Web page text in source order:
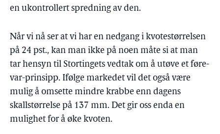
en ukontrollert spredning av den.
Når vi nå ser at vi har en nedgang i kvotestørrelsen
på 24 pst., kan man ikke på noen måte si at man
tar hensyn til Stortingets vedtak om å utøve et føre-
var-prinsipp. Ifølge markedet vil det også være
mulig å omsette mindre krabbe enn dagens
skallstørrelse på 137 mm. Det gir oss enda en
mulighet for å øke kvoten.